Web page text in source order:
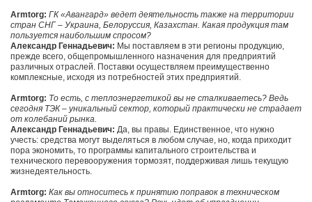
Armtorg: ГК «Авангард» ведет деятельность также на территории
стран СНГ – Украина, Белоруссия, Казахстан. Какая продукция там
пользуется наибольшим спросом?
Александр Геннадьевич: Мы поставляем в эти регионы продукцию,
прежде всего, общепромышленного назначения для предприятий
различных отраслей. Поставки осуществляем преимущественно
комплексные, исходя из потребностей этих предприятий.
Armtorg: То есть, с теплоэнергетикой вы не сталкиваетесь? Ведь
сегодня ТЭК – уникальный сектор, который практически не страдает
от колебаний рынка.
Александр Геннадьевич: Да, вы правы. Единственное, что нужно
учесть: средства могут выделяться в любом случае, но, когда приходит
пора экономить, то программы капитального строительства и
технического перевооружения тормозят, поддерживая лишь текущую
жизнедеятельность.
Armtorg: Как вы относитесь к принятию поправок в техническом